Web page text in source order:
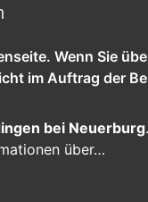
Wenn Sie
im Auftrag der
bei Neuerburg
über…